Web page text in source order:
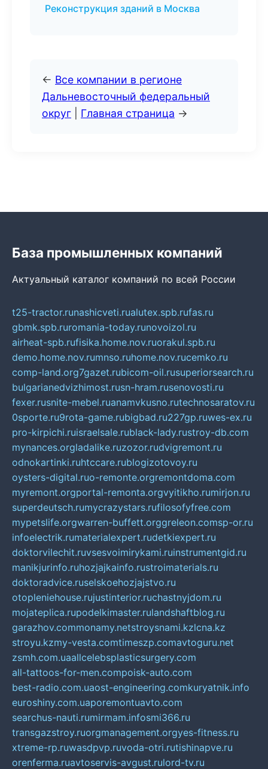
Реконструкция зданий в Москва
← Все компании в регионе
Дальневосточный федеральный
округ
Главная страница →
База промышленных компаний
Актуальный каталог компаний по всей России
t25-tractor.runashicveti.rualutex.spb.rufas.ru
gbmk.spb.ruromania-today.runovoizol.ru
airheat-spb.rufisika.home.nov.ruorakul.spb.ru
demo.home.nov.rumnso.ruhome.nov.rucemko.ru
comp-land.org7gazet.rubicom-oil.rusuperiorsearch.ru
bulgarianedvizhimost.rusn-hram.rusenovosti.ru
fexer.rusnite-mebel.ruanamvkusno.rutechnosaratov.ru
0sporte.ru9rota-game.rubigbad.ru227gp.ruwes-ex.ru
pro-kirpichi.ruisraelsale.rublack-lady.rustroy-db.com
mynances.orgladalike.ruzozor.rudvigremont.ru
odnokartinki.ruhtccare.rublogizotovoy.ru
oysters-digital.ruo-remonte.orgremontdoma.com
myremont.orgportal-remonta.orgvyitikho.rumirjon.ru
superdeutsch.rumycrazystars.rufilosofyfree.com
mypetslife.orgwarren-buffett.orggreleon.comsp-or.ru
infoelectrik.rumaterialexpert.rudetkiexpert.ru
doktorvilechit.ruvsesvoimirykami.ruinstrumentgid.ru
manikjurinfo.ruhozjajkainfo.rustroimaterials.ru
doktoradvice.ruselskoehozjajstvo.ru
otopleniehouse.rujustinterior.ruchastnyjdom.ru
mojateplica.rupodelkimaster.rulandshaftblog.ru
garazhov.commonamy.netstroysnami.kzlcna.kz
stroyu.kzmy-vesta.comtimeszp.comavtoguru.net
zsmh.com.uaallcelebsplasticsurgery.com
all-tattoos-for-men.compoisk-auto.com
best-radio.com.uaost-engineering.comkuryatnik.info
euroshiny.com.uaporemontuavto.com
searchus-nauti.rumirmam.infosmi366.ru
transgazstroy.ruorgmanagement.orgyes-fitness.ru
xtreme-rp.ruwasdpvp.ruvoda-otri.rutishinapve.ru
orenferma.ruavtoservis-avgust.rulord-tv.ru